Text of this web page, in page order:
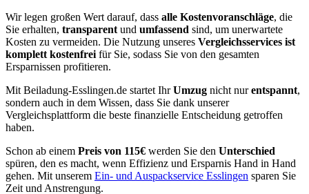
Wir legen großen Wert darauf, dass alle Kostenvoranschläge, die
Sie erhalten, transparent und umfassend sind, um unerwartete
Kosten zu vermeiden. Die Nutzung unseres Vergleichsservices ist
komplett kostenfrei für Sie, sodass Sie von den gesamten
Ersparnissen profitieren.
Mit Beiladung-Esslingen.de startet IhrUmzug nicht nurentspannt,
sondern auch in dem Wissen, dass Sie dank unserer
Vergleichsplattform die beste finanzielle Entscheidung getroffen
haben.
Schon ab einem Preis von 115€ werden Sie den Unterschied
spüren, den es macht, wenn Effizienz und Ersparnis Hand in Hand
gehen. Mit unserem Ein- und Auspackservice Esslingen sparen Sie
Zeit und Anstrengung.